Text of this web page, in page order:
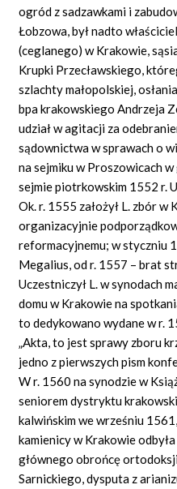
ogród z sadzawkami i
Łobzowa, był nadto
(ceglanego) w Krakowie,
Krupki Przecławskiego,
szlachty małopolskiej,
bpa krakowskiego Andrzeja
udział w agitacji za
sądownictwa w sprawach o
na sejmiku w Proszowicach
sejmie piotrkowskim 1552 r.
Ok. r. 1555 założył L. zbór
organizacyjnie
reformacyjnemu; w styczniu
Megalius, od r. 1557 – brat
Uczestniczył L. w synodach
domu w Krakowie na
to dedykowano wydane w r.
„Akta, to jest sprawy zboru
jedno z pierwszych pism
W r. 1560 na synodzie w
seniorem dystryktu
kalwińskim we wrześniu
kamienicy w Krakowie
głównego obrońcę
Sarnickiego, dysputa z